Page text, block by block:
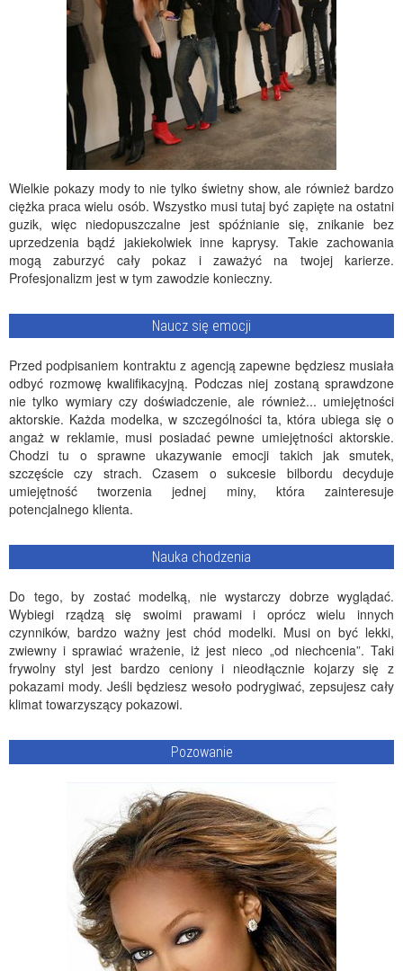
Wielkie pokazy mody to nie tylko świetny show, ale również bardzo
ciężka praca wielu osób. Wszystko musi tutaj być zapięte na ostatni
guzik, więc niedopuszczalne jest spóźnianie się, znikanie bez
uprzedzenia bądź jakiekolwiek inne kaprysy. Takie zachowania
mogą zaburzyć cały pokaz i zaważyć na twojej karierze.
Profesjonalizm jest w tym zawodzie konieczny.
Naucz się emocji
Przed podpisaniem kontraktu z agencją zapewne będziesz musiała
odbyć rozmowę kwalifikacyjną. Podczas niej zostaną sprawdzone
nie tylko wymiary czy doświadczenie, ale również... umiejętności
aktorskie. Każda modelka, w szczególności ta, która ubiega się o
angaż w reklamie, musi posiadać pewne umiejętności aktorskie.
Chodzi tu o sprawne ukazywanie emocji takich jak smutek,
szczęście czy strach. Czasem o sukcesie bilbordu decyduje
umiejętność tworzenia jednej miny, która zainteresuje
potencjalnego klienta.
Nauka chodzenia
Do tego, by zostać modelką, nie wystarczy dobrze wyglądać.
Wybiegi rządzą się swoimi prawami i oprócz wielu innych
czynników, bardzo ważny jest chód modelki. Musi on być lekki,
zwiewny i sprawiać wrażenie, iż jest nieco „od niechcenia”. Taki
frywolny styl jest bardzo ceniony i nieodłącznie kojarzy się z
pokazami mody. Jeśli będziesz wesoło podrygiwać, zepsujesz cały
klimat towarzyszący pokazowi.
Pozowanie